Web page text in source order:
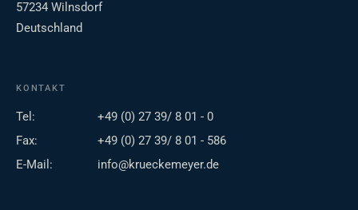
57234 Wilnsdorf
Deutschland
KONTAKT
Tel:
+49 (0) 27 39/ 8 01 - 0
Fax:
+49 (0) 27 39/ 8 01 - 586
E-Mail:
info@krueckemeyer.de